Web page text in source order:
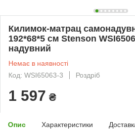
Килимок-матрац
192*68*5 см Stenson
надувний
Немає в наявності
Код: WSI65063-3
Роздріб
1 597 ₴
Опис Характеристики